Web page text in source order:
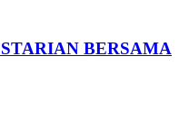
BERSAMA